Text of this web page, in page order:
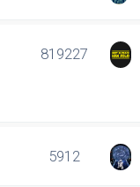
819227
5912